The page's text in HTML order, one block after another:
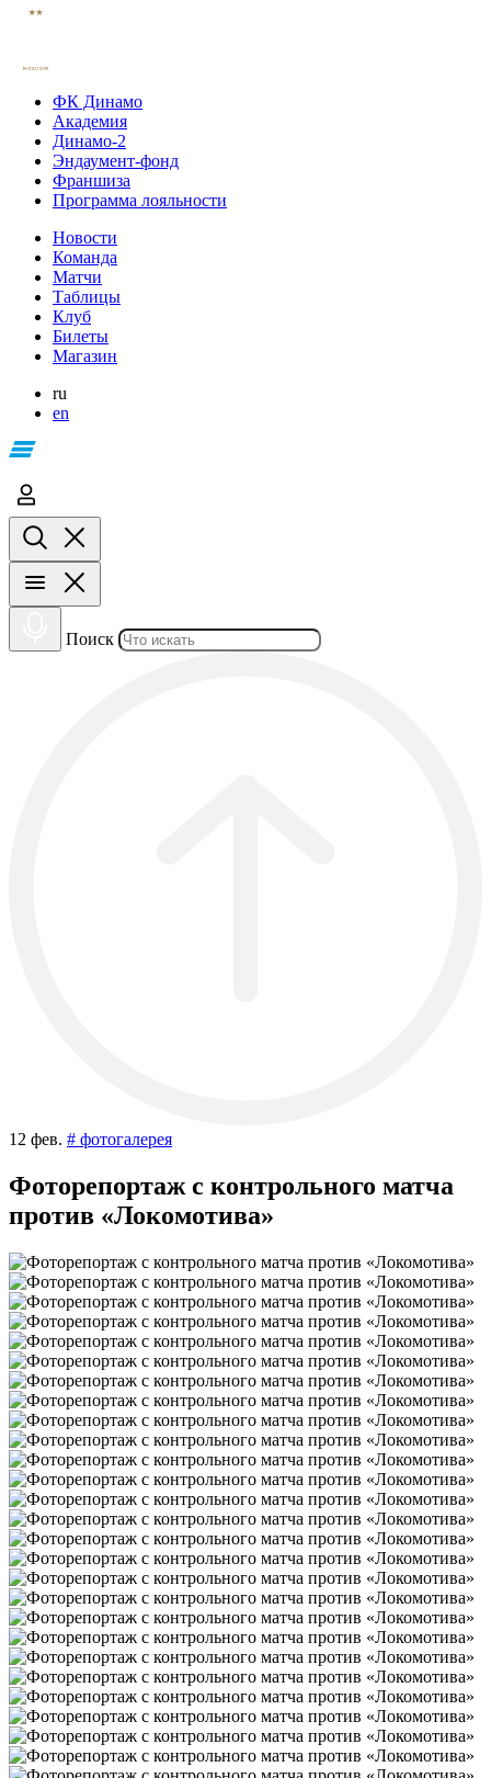
ФК Динамо
Академия
Динамо-2
Эндаумент-фонд
Франшиза
Программа лояльности
Новости
Команда
Матчи
Таблицы
Клуб
Билеты
Магазин
ru
en
Поиск
12 фев. # фотогалерея
Фоторепортаж с контрольного матча
против «Локомотива»